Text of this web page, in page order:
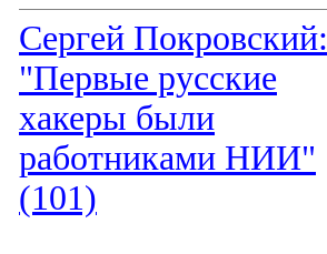
Сергей Покровский:
"Первые русские
хакеры были
работниками НИИ"
(101)